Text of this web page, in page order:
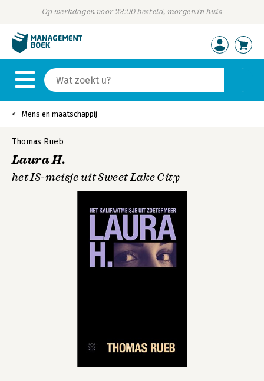
Op werkdagen voor 23:00 besteld, morgen in huis
Mens en maatschappij
Thomas Rueb
Laura H.
het IS-meisje uit Sweet Lake City